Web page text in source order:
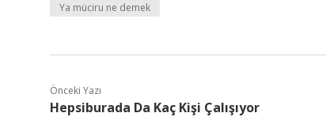
Ya müciru ne demek
Önceki Yazı
Hepsiburada Da Kaç Kişi Çalışıyor